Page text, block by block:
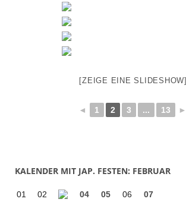
[ZEIGE EINE SLIDESHOW]
◄ 1 2 3 ... 13 ►
KALENDER MIT JAP. FESTEN: FEBRUAR
01 02 04 05 06 07